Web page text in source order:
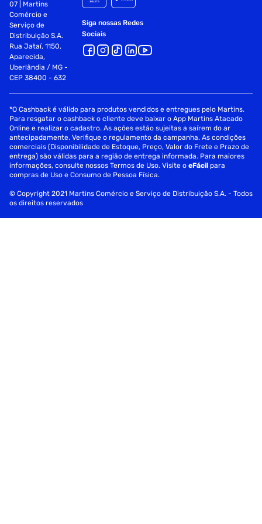
07 | Martins
Comércio e
Serviço de
Distribuição S.A.
Rua Jataí, 1150,
Aparecida,
Uberlândia / MG -
CEP 38400 - 632
Siga nossas Redes
Sociais
*O Cashback é válido para produtos vendidos e entregues pelo Martins.
Para resgatar o cashback o cliente deve baixar o App Martins Atacado
Online e realizar o cadastro. As ações estão sujeitas a saírem do ar
antecipadamente. Verifique o regulamento da campanha. As condições
comerciais (Disponibilidade de Estoque, Preço, Valor do Frete e Prazo de
entrega) são válidas para a região de entrega informada. Para maiores
informações, consulte nossos Termos de Uso. Visite oeFácil para
compras de Uso e Consumo de Pessoa Física.
© Copyright 2021 Martins Comércio e Serviço de Distribuição S.A. - Todos
os direitos reservados